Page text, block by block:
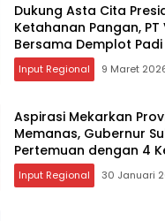
Dukung Asta Cita
Ketahanan Pangan, PT
Bersama Demplot
Kolaka
Input Regional 9 Maret
Aspirasi Mekarkan
Memanas, Gubernur
Pertemuan dengan 4
Input Regional 30 Januari